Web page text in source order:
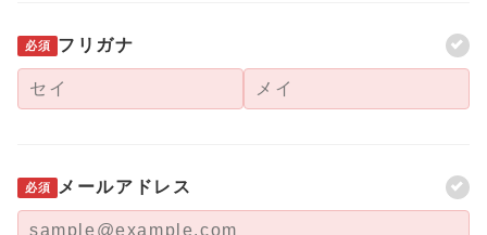
必須 フリガナ
必須 メールアドレス